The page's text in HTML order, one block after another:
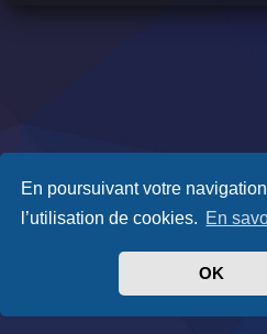
En poursuivant votre
l’utilisation de cookies. En
OK